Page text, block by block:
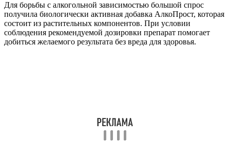
Для борьбы с алкогольной зависимостью большой спрос
получила биологически активная добавка АлкоПрост, которая
состоит из растительных компонентов. При условии
соблюдения рекомендуемой дозировки препарат помогает
добиться желаемого результата без вреда для здоровья.